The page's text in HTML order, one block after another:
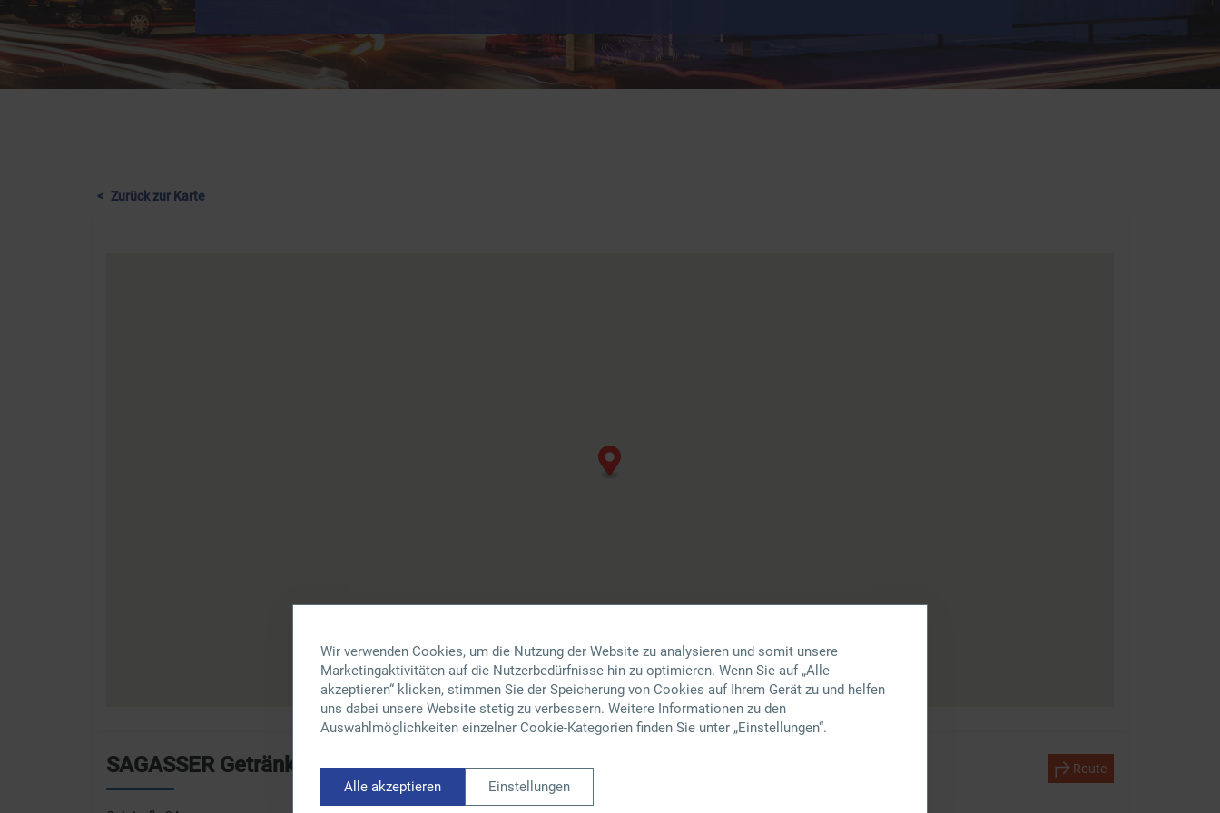
Zurück zur Karte
SAGASSER Getränkefachmarkt Route
Wir verwenden Cookies, um die Nutzung der Website zu analysieren und somit unsere
Marketingaktivitäten auf die Nutzerbedürfnisse hin zu optimieren. Wenn Sie auf „Alle
akzeptieren“ klicken, stimmen Sie der Speicherung von Cookies auf Ihrem Gerät zu und helfen
uns dabei unsere Website stetig zu verbessern. Weitere Informationen zu den
Auswahlmöglichkeiten einzelner Cookie-Kategorien finden Sie unter „Einstellungen“.
Einstellungen
Alle akzeptieren